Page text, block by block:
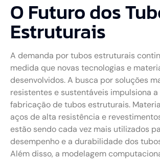
O Futuro dos
Estruturais
A demanda por tubos estruturais
medida que novas tecnologias e
desenvolvidos. A busca por soluções
resistentes e sustentáveis impulsiona a
fabricação de tubos estruturais.
aços de alta resistência e
estão sendo cada vez mais utilizados
desempenho e a durabilidade dos
Além disso, a modelagem